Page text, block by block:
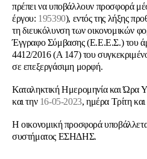
πρέπει να υποβάλλουν προσφορά
έργου: 195390), εντός της λήξης
τη διευκόλυνση των οικονομικών
Έγγραφο Σύμβασης (Ε.Ε.Ε.Σ.) του
4412/2016 (Α 147) του
σε επεξεργάσιμη μορφή.
Καταληκτική Ημερομηνία και
και την 16-05-2023, ημέρα Τρίτη
Η οικονομική προσφορά
συστήματος ΕΣΗΔΗΣ.